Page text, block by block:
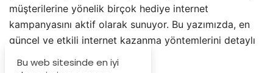
müşterilerine yönelik birçok hediye internet
kampanyasını aktif olarak sunuyor. Bu yazımızda, en
güncel ve etkili internet kazanma yöntemlerini detaylı
bir şekilde ele alıyoruz.
Bu web sitesinde en iyi